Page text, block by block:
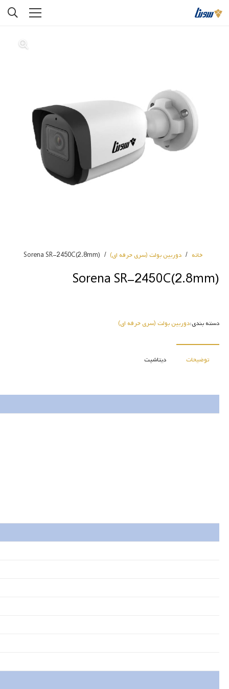
خانه / دوربین بولت (سری حرفه ای) /
(Sorena SR-2450C(2.8mm
(Sorena SR-2450C(2.8mm
دسته بندی:دوربین بولت (سری حرفه ای)
توضیحات دیتاشیت